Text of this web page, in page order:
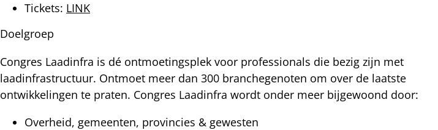
Tickets: LINK
Doelgroep
Congres Laadinfra is dé ontmoetingsplek voor professionals die bezig zijn met
laadinfrastructuur. Ontmoet meer dan 300 branchegenoten om over de laatste
ontwikkelingen te praten. Congres Laadinfra wordt onder meer bijgewoond door:
Overheid, gemeenten, provincies & gewesten